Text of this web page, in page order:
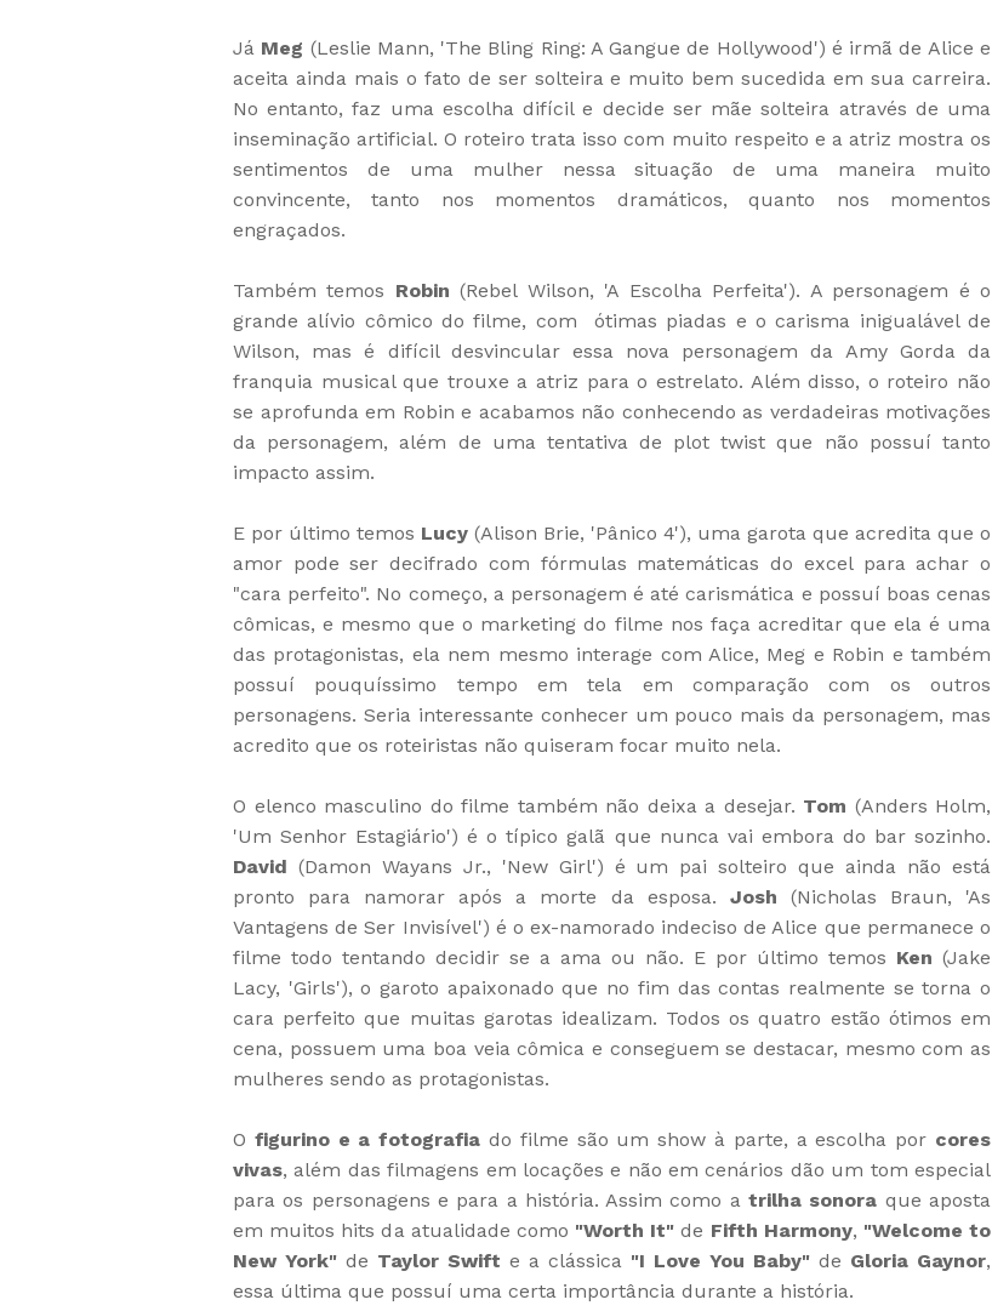
Já Meg (Leslie Mann, 'The Bling Ring: A Gangue de Hollywood') é irmã de Alice e
aceita ainda mais o fato de ser solteira e muito bem sucedida em sua carreira.
No entanto, faz uma escolha difícil e decide ser mãe solteira através de uma
inseminação artificial. O roteiro trata isso com muito respeito e a atriz mostra os
sentimentos de uma mulher nessa situação de uma maneira muito
convincente, tanto nos momentos dramáticos, quanto nos momentos
engraçados.
Também temos Robin (Rebel Wilson, 'A Escolha Perfeita'). A personagem é o
grande alívio cômico do filme, com ótimas piadas e o carisma inigualável de
Wilson, mas é difícil desvincular essa nova personagem da Amy Gorda da
franquia musical que trouxe a atriz para o estrelato. Além disso, o roteiro não
se aprofunda em Robin e acabamos não conhecendo as verdadeiras motivações
da personagem, além de uma tentativa de plot twist que não possuí tanto
impacto assim.
E por último temos Lucy (Alison Brie, 'Pânico 4'), uma garota que acredita que o
amor pode ser decifrado com fórmulas matemáticas do excel para achar o
"cara perfeito". No começo, a personagem é até carismática e possuí boas cenas
cômicas, e mesmo que o marketing do filme nos faça acreditar que ela é uma
das protagonistas, ela nem mesmo interage com Alice, Meg e Robin e também
possuí pouquíssimo tempo em tela em comparação com os outros
personagens. Seria interessante conhecer um pouco mais da personagem, mas
acredito que os roteiristas não quiseram focar muito nela.
O elenco masculino do filme também não deixa a desejar. Tom (Anders Holm,
'Um Senhor Estagiário') é o típico galã que nunca vai embora do bar sozinho.
David (Damon Wayans Jr., 'New Girl') é um pai solteiro que ainda não está
pronto para namorar após a morte da esposa. Josh (Nicholas Braun, 'As
Vantagens de Ser Invisível') é o ex-namorado indeciso de Alice que permanece o
filme todo tentando decidir se a ama ou não. E por último temos Ken (Jake
Lacy, 'Girls'), o garoto apaixonado que no fim das contas realmente se torna o
cara perfeito que muitas garotas idealizam. Todos os quatro estão ótimos em
cena, possuem uma boa veia cômica e conseguem se destacar, mesmo com as
mulheres sendo as protagonistas.
O figurino e a fotografia do filme são um show à parte, a escolha por cores
vivas, além das filmagens em locações e não em cenários dão um tom especial
para os personagens e para a história. Assim como atrilha sonora que aposta
em muitos hits da atualidade como "Worth It" de Fifth Harmony, "Welcome to
New York" de Taylor Swift e a clássica "I Love You Baby" de Gloria Gaynor,
essa última que possuí uma certa importância durante a história.